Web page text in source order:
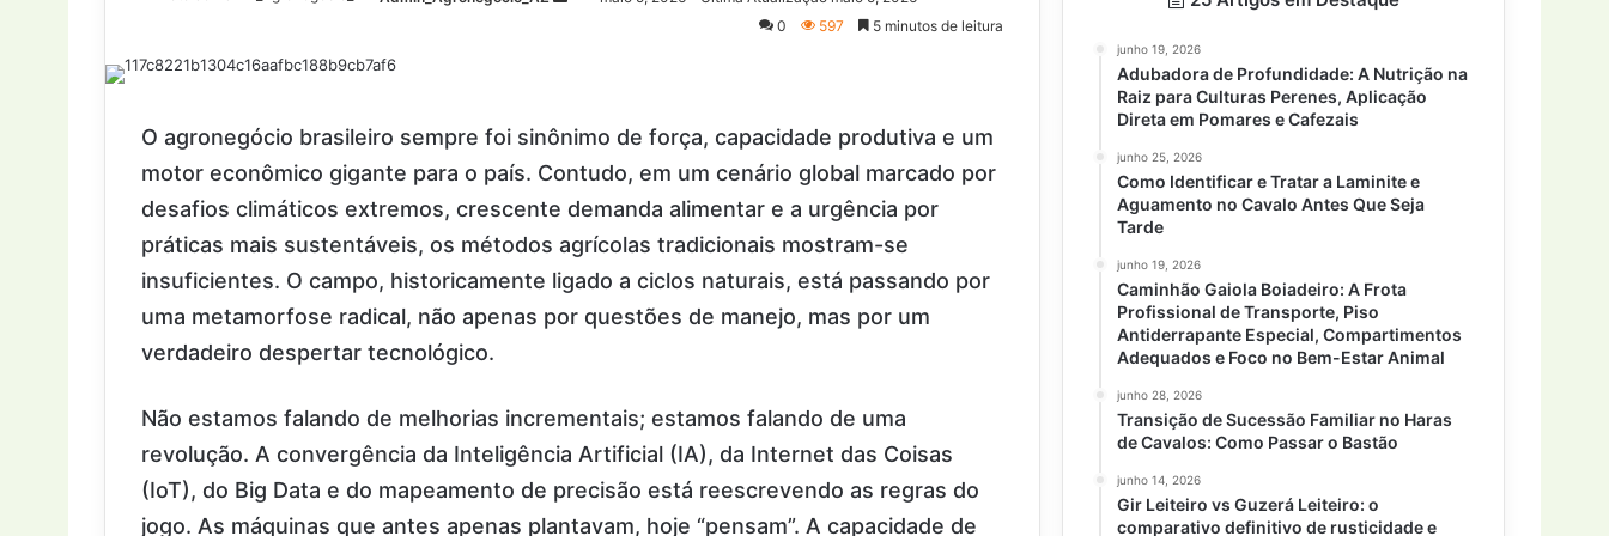
0
597 5 minutos de leitura
O agronegócio brasileiro sempre foi sinônimo de força, capacidade produtiva e um
motor econômico gigante para o país. Contudo, em um cenário global marcado por
desafios climáticos extremos, crescente demanda alimentar e a urgência por
práticas mais sustentáveis, os métodos agrícolas tradicionais mostram-se
insuficientes. O campo, historicamente ligado a ciclos naturais, está passando por
uma metamorfose radical, não apenas por questões de manejo, mas por um
verdadeiro despertar tecnológico.
Não estamos falando de melhorias incrementais; estamos falando de uma
revolução. A convergência da Inteligência Artificial (IA), da Internet das Coisas
(IoT), do Big Data e do mapeamento de precisão está reescrevendo as regras do
jogo. As máquinas que antes apenas plantavam, hoje “pensam”. A capacidade de
junho 19, 2026
Adubadora de Profundidade: A Nutrição na
Raiz para Culturas Perenes, Aplicação
Direta em Pomares e Cafezais
junho 25, 2026
Como Identificar e Tratar a Laminite e
Aguamento no Cavalo Antes Que Seja
Tarde
junho 19, 2026
Caminhão Gaiola Boiadeiro: A Frota
Profissional de Transporte, Piso
Antiderrapante Especial, Compartimentos
Adequados e Foco no Bem-Estar Animal
junho 28, 2026
Transição de Sucessão Familiar no Haras
de Cavalos: Como Passar o Bastão
junho 14, 2026
Gir Leiteiro vs Guzerá Leiteiro: o
comparativo definitivo de rusticidade e